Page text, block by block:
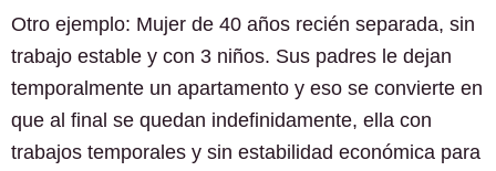
Otro ejemplo: Mujer de 40 años recién separada, sin
trabajo estable y con 3 niños. Sus padres le dejan
temporalmente un apartamento y eso se convierte en
que al final se quedan indefinidamente, ella con
trabajos temporales y sin estabilidad económica para